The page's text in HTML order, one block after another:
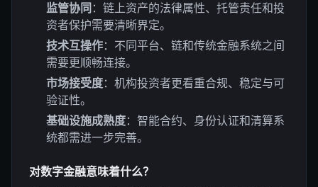
监管协同 ：链上资产的法律属性、托管责任和投
资者保护需要清晰界定。
技术互操作：不同平台、链和传统金融系统之间
需要更顺畅连接。
市场接受度：机构投资者更看重合规、稳定与可
验证性。
基础设施成熟度：智能合约、身份认证和清算系
统都需进一步完善。
对数字金融意味着什么？